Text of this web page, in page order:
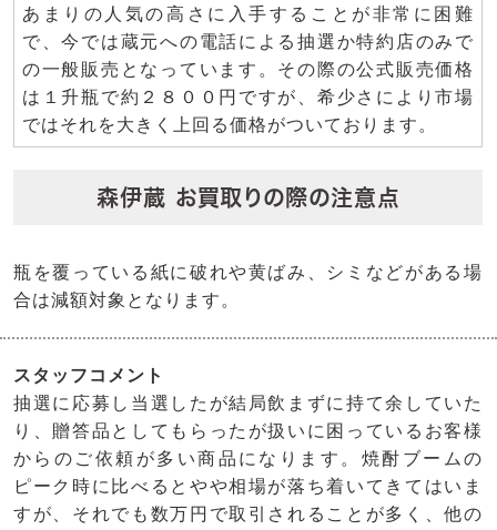
あまりの人気の高さに入手することが非常に困難
で、今では蔵元への電話による抽選か特約店のみで
の一般販売となっています。その際の公式販売価格
は１升瓶で約２８００円ですが、希少さにより市場
ではそれを大きく上回る価格がついております。
森伊蔵 お買取りの際の注意点
瓶を覆っている紙に破れや黄ばみ、シミなどがある場
合は減額対象となります。
スタッフコメント
抽選に応募し当選したが結局飲まずに持て余していた
り、贈答品としてもらったが扱いに困っているお客様
からのご依頼が多い商品になります。焼酎ブームの
ピーク時に比べるとやや相場が落ち着いてきてはいま
すが、それでも数万円で取引されることが多く、他の